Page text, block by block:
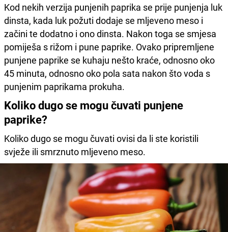
Kod nekih verzija punjenih paprika se prije punjenja luk
dinsta, kada luk požuti dodaje se mljeveno meso i
začini te dodatno i ono dinsta. Nakon toga se smjesa
pomiješa s rižom i pune paprike. Ovako pripremljene
punjene paprike se kuhaju nešto kraće, odnosno oko
45 minuta, odnosno oko pola sata nakon što voda s
punjenim paprikama prokuha.
Koliko dugo se mogu čuvati punjene
paprike?
Koliko dugo se mogu čuvati ovisi da li ste koristili
svježe ili smrznuto mljeveno meso.